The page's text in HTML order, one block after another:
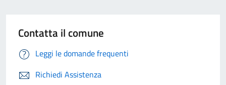
Contatta il comune
Leggi le domande frequenti
Richiedi Assistenza